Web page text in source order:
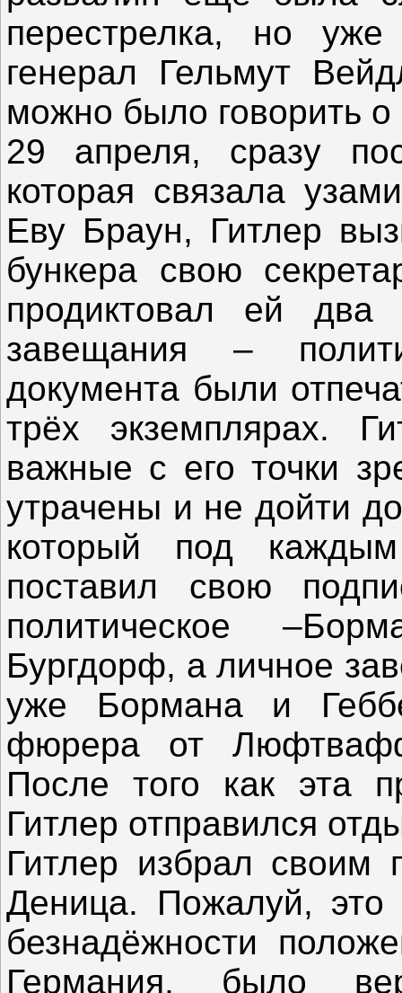
перестрелка, но
генерал Гельмут
можно было говорить
29 апреля, сразу
которая связала
Еву Браун, Гитлер
бункера свою
продиктовал ей
завещания –
документа были
трёх экземплярах.
важные с его точки
утрачены и не дойти
который под каждым
поставил свою
политическое
Бургдорф, а личное
уже Бормана и
фюрера от
После того как эта
Гитлер отправился
Гитлер избрал своим
Деница. Пожалуй,
безнадёжности
Германия, было